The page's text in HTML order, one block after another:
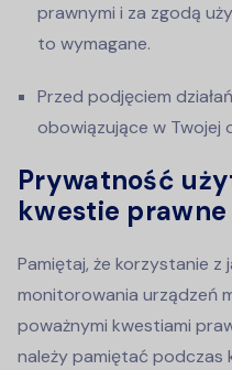
prawnymi i za zgodą
to wymagane.
Przed podjęciem
obowiązujące w Twojej
Prywatność
kwestie prawne
Pamiętaj, że korzystanie z
monitorowania urządzeń
poważnymi kwestiami
należy pamiętać podczas